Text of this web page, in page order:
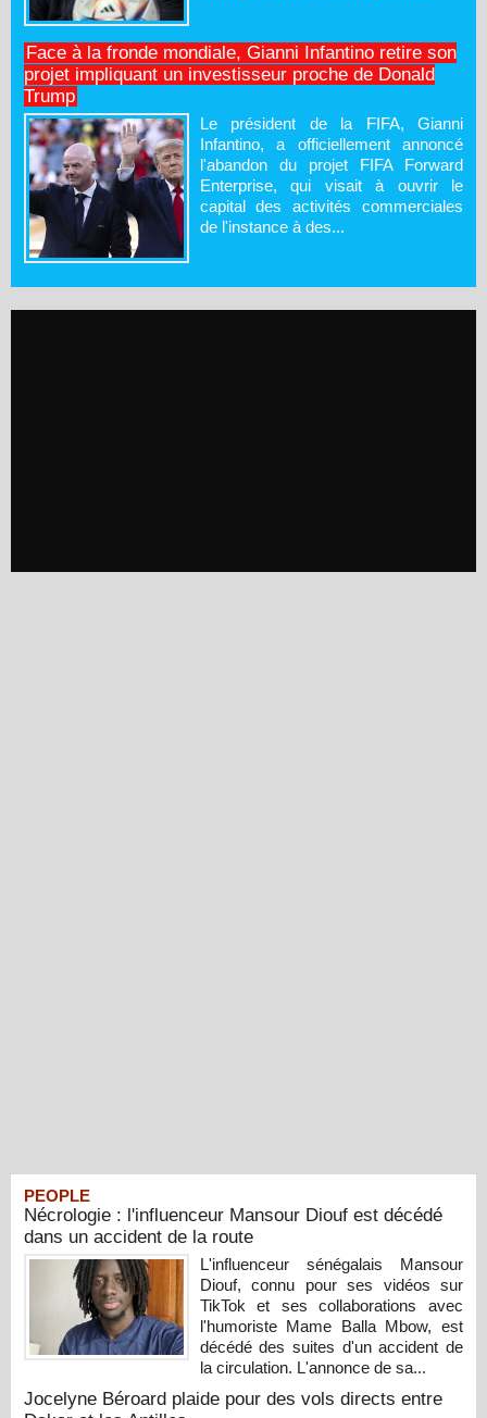
Face à la fronde mondiale, Gianni Infantino retire son
projet impliquant un investisseur proche de Donald
Trump
Le président de la FIFA, Gianni
Infantino, a officiellement annoncé
l'abandon du projet FIFA Forward
Enterprise, qui visait à ouvrir le
capital des activités commerciales
de l'instance à des...
PEOPLE
Nécrologie : l'influenceur Mansour Diouf est décédé
dans un accident de la route
L'influenceur sénégalais Mansour
Diouf, connu pour ses vidéos sur
TikTok et ses collaborations avec
l'humoriste Mame Balla Mbow, est
décédé des suites d'un accident de
la circulation. L'annonce de sa...
Jocelyne Béroard plaide pour des vols directs entre